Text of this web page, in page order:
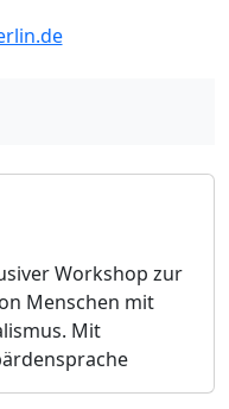
Workshop zur
Menschen mit
Mit